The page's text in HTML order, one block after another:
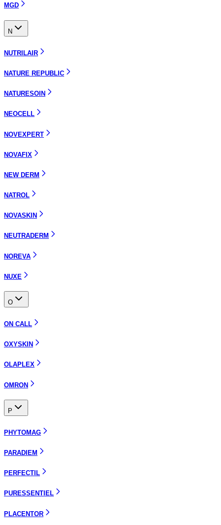
MGD
N
NUTRILAIR
NATURE REPUBLIC
NATURESOIN
NEOCELL
NOVEXPERT
NOVAFIX
NEW DERM
NATROL
NOVASKIN
NEUTRADERM
NOREVA
NUXE
O
ON CALL
OXYSKIN
OLAPLEX
OMRON
P
PHYTOMAG
PARADIEM
PERFECTIL
PURESSENTIEL
PLACENTOR